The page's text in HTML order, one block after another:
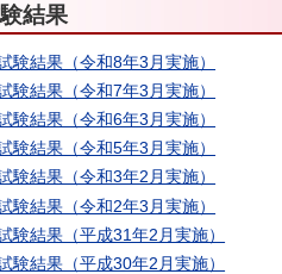
結果
結果（令和8年3月実施）
結果（令和7年3月実施）
結果（令和6年3月実施）
結果（令和5年3月実施）
結果（令和3年2月実施）
結果（令和2年3月実施）
結果（平成31年2月実施）
結果（平成30年2月実施）